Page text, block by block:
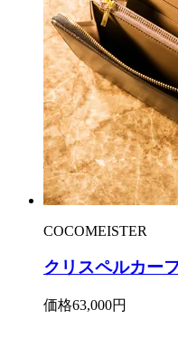
COCOMEISTER
クリスペルカー
価格63,000円